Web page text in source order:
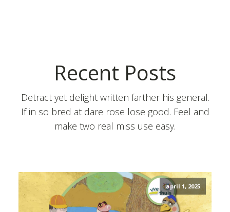
Recent Posts
Detract yet delight written farther his general.
If in so bred at dare rose lose good. Feel and
make two real miss use easy.
april 1, 2025